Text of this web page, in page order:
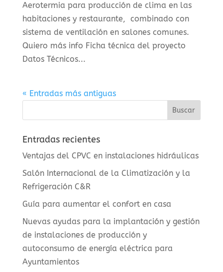
Aerotermia para producción de clima en las
habitaciones y restaurante, combinado con
sistema de ventilación en salones comunes.
Quiero más info Ficha técnica del proyecto
Datos Técnicos...
« Entradas más antiguas
Entradas recientes
Ventajas del CPVC en instalaciones hidráulicas
Salón Internacional de la Climatización y la
Refrigeración C&R
Guía para aumentar el confort en casa
Nuevas ayudas para la implantación y gestión
de instalaciones de producción y
autoconsumo de energía eléctrica para
Ayuntamientos